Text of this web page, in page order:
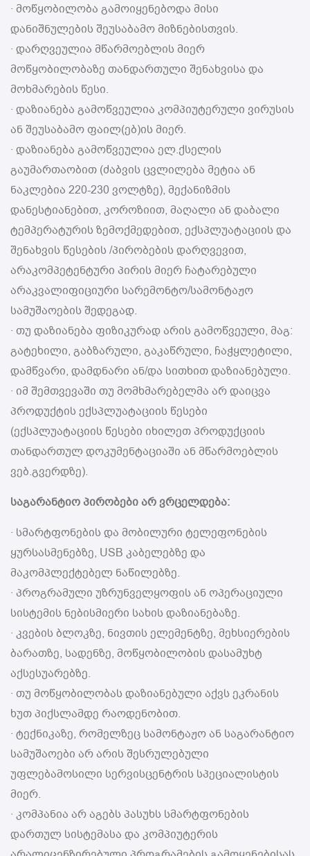
· მოწყობილობა გამოიყენებოდა მისი
დანიშნულების შეუსაბამო მიზნებისთვის.
· დარღვეულია მწარმოებლის მიერ
მოწყობილობაზე თანდართული შენახვისა და
მოხმარების წესი.
· დაზიანება გამოწვეულია კომპიუტერული ვირუსის
ან შეუსაბამო ფაილ(ებ)ის მიერ.
· დაზიანება გამოწვეულია ელ.ქსელის
გაუმართაობით (ძაბვის ცვლილება მეტია ან
ნაკლებია 220-230 ვოლტზე), მექანიზმის
დანესტიანებით, კოროზიით, მაღალი ან დაბალი
ტემპერატურის ზემოქმედებით, ექსპლუატაციის და
შენახვის წესების /პირობების დარღვევით,
არაკომპეტენტური პირის მიერ ჩატარებული
არაკვალიფიციური სარემონტო/სამონტაჟო
სამუშაოების შედეგად.
· თუ დაზიანება ფიზიკურად არის გამოწვეული, მაგ:
გატეხილი, გაბზარული, გაკაწრული, ჩაჭყლეტილი,
დამწვარი, დამდნარი ან/და სითხით დაზიანებული.
· იმ შემთვევაში თუ მომხმარებელმა არ დაიცვა
პროდუქტის ექსპლუატაციის წესები
(ექსპლუატაციის წესები იხილეთ პროდუქციის
თანდართულ დოკუმენტაციაში ან მწარმოებლის
ვებ.გვერდზე).
საგარანტიო პირობები არ ვრცელდება:
· სმარტფონების და მობილური ტელეფონების
ყურსასმენებზე, USB კაბელებზე და
მაკომპლექტებელ ნაწილებზე.
· პროგრამული უზრუნველყოფის ან ოპერაციული
სისტემის ნებისმიერი სახის დაზიანებაზე.
· კვების ბლოკზე, ნივთის ელემენტზე, მეხსიერების
ბარათზე, სადენზე, მოწყობილობის დასამუხტ
აქსესუარებზე.
· თუ მოწყობილობას დაზიანებული აქვს ეკრანის
ხუთ პიქსლამდე რაოდენობით.
· ტექნიკაზე, რომელზეც სამონტაჟო ან საგარანტიო
სამუშაოები არ არის შესრულებული
უფლებამოსილი სერვისცენტრის სპეციალისტის
მიერ.
· კომპანია არ აგებს პასუხს სმარტფონების
დართულ სისტემასა და კომპიუტერის